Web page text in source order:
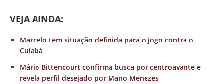
VEJA AINDA:
Marcelo tem situação definida para o jogo contra o
Cuiabá
Mário Bittencourt confirma busca por centroavante e
revela perfil desejado por Mano Menezes